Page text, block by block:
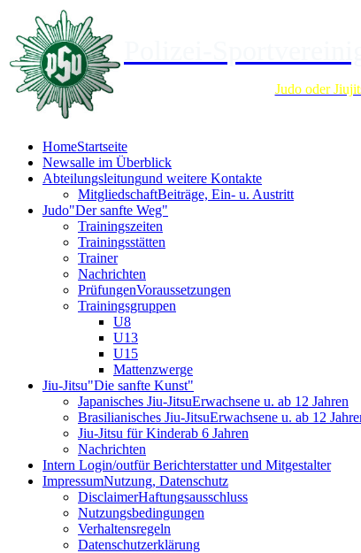
Judo oder
HomeStartseite
Newsalle im Überblick
Abteilungsleitungund weitere Kontakte
MitgliedschaftBeiträge, Ein- u. Austritt
Judo"Der sanfte Weg"
Trainingszeiten
Trainingsstätten
Trainer
Nachrichten
PrüfungenVoraussetzungen
Trainingsgruppen
U8
U13
U15
Mattenzwerge
Jiu-Jitsu"Die sanfte Kunst"
Japanisches Jiu-JitsuErwachsene u. ab 12 Jahren
Brasilianisches Jiu-JitsuErwachsene u. ab 12
Jiu-Jitsu für Kinderab 6 Jahren
Nachrichten
Intern Login/outfür Berichterstatter und Mitgestalter
ImpressumNutzung, Datenschutz
DisclaimerHaftungsausschluss
Nutzungsbedingungen
Verhaltensregeln
Datenschutzerklärung